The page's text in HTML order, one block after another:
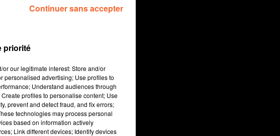
en charge
Réseau
-
réclamer
".
11 min 28 sec
priorité
our legitimate interest: Store and/or
personalised advertising; Use profiles to
Understand audiences through
profiles to personalise content; Use
prevent and detect fraud, and fix errors;
technologies may process personal
based on information actively
Link different devices; Identify devices
Continuer sans accepter